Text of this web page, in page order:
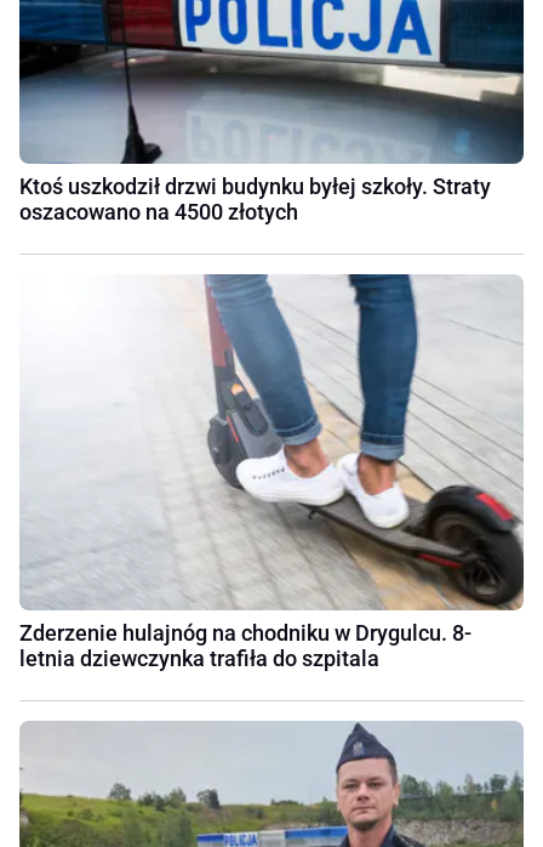
Ktoś uszkodził drzwi budynku byłej szkoły. Straty
oszacowano na 4500 złotych
Zderzenie hulajnóg na chodniku w Drygulcu. 8-
letnia dziewczynka trafiła do szpitala